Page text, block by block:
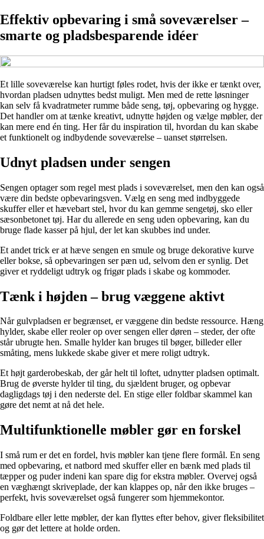
Effektiv opbevaring i små soveværelser –
smarte og pladsbesparende idéer
Et lille soveværelse kan hurtigt føles rodet, hvis der ikke er tænkt over,
hvordan pladsen udnyttes bedst muligt. Men med de rette løsninger
kan selv få kvadratmeter rumme både seng, tøj, opbevaring og hygge.
Det handler om at tænke kreativt, udnytte højden og vælge møbler, der
kan mere end én ting. Her får du inspiration til, hvordan du kan skabe
et funktionelt og indbydende soveværelse – uanset størrelsen.
Udnyt pladsen under sengen
Sengen optager som regel mest plads i soveværelset, men den kan også
være din bedste opbevaringsven. Vælg en seng med indbyggede
skuffer eller et hævebart stel, hvor du kan gemme sengetøj, sko eller
sæsonbetonet tøj. Har du allerede en seng uden opbevaring, kan du
bruge flade kasser på hjul, der let kan skubbes ind under.
Et andet trick er at hæve sengen en smule og bruge dekorative kurve
eller bokse, så opbevaringen ser pæn ud, selvom den er synlig. Det
giver et ryddeligt udtryk og frigør plads i skabe og kommoder.
Tænk i højden – brug væggene aktivt
Når gulvpladsen er begrænset, er væggene din bedste ressource. Hæng
hylder, skabe eller reoler op over sengen eller døren – steder, der ofte
står ubrugte hen. Smalle hylder kan bruges til bøger, billeder eller
småting, mens lukkede skabe giver et mere roligt udtryk.
Et højt garderobeskab, der går helt til loftet, udnytter pladsen optimalt.
Brug de øverste hylder til ting, du sjældent bruger, og opbevar
dagligdags tøj i den nederste del. En stige eller foldbar skammel kan
gøre det nemt at nå det hele.
Multifunktionelle møbler gør en forskel
I små rum er det en fordel, hvis møbler kan tjene flere formål. En seng
med opbevaring, et natbord med skuffer eller en bænk med plads til
tæpper og puder indeni kan spare dig for ekstra møbler. Overvej også
en væghængt skriveplade, der kan klappes op, når den ikke bruges –
perfekt, hvis soveværelset også fungerer som hjemmekontor.
Foldbare eller lette møbler, der kan flyttes efter behov, giver fleksibilitet
og gør det lettere at holde orden.